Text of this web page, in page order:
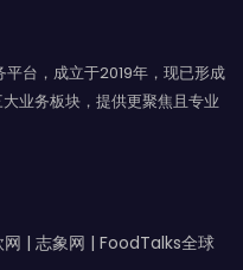
台，成立于2019年，现已形成
业务板块，提供更聚焦且专业
| 志象网 | FoodTalks全球